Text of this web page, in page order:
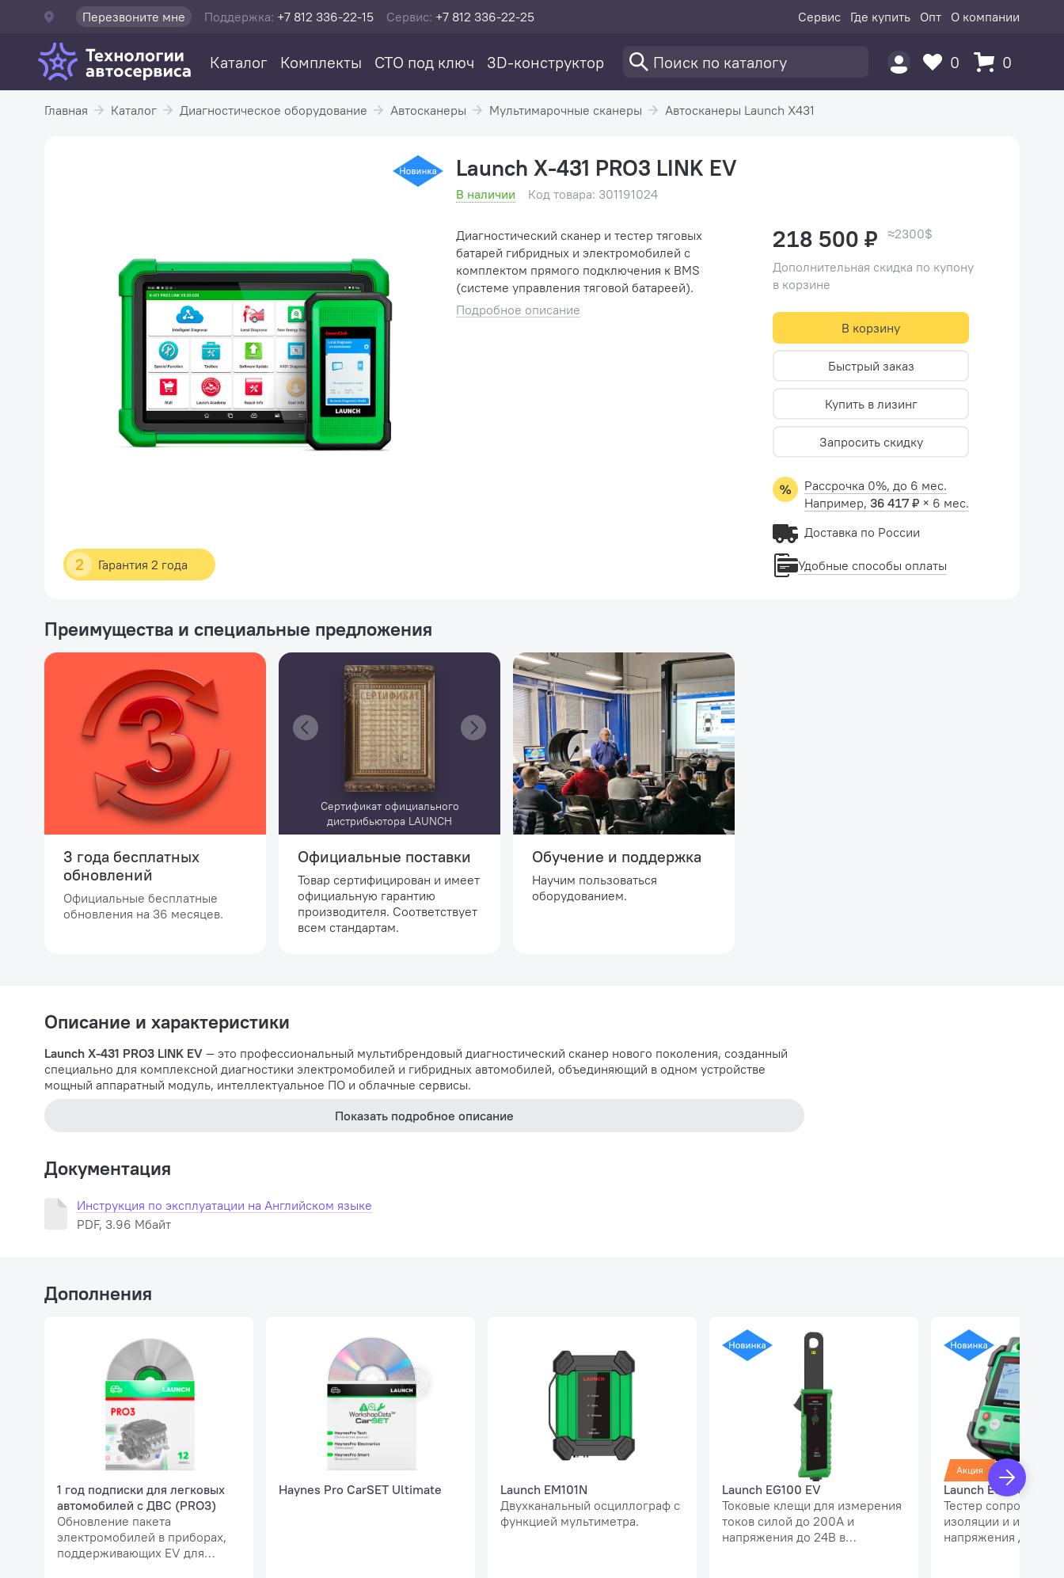
Перезвоните мне Поддержка: +7 812 336-22-15 Сервис: +7 812 336-22-25 Сервис Где купить Опт О компании
Каталог Комплекты СТО под ключ 3D-конструктор 0 0
Главная Каталог Диагностическое оборудование Автосканеры Мультимарочные сканеры Автосканеры Launch X431
2 Гарантия 2 года
Launch X-431 PRO3 LINK EV
В наличии Код товара: 301191024
Диагностический сканер и тестер тяговых
батарей гибридных и электромобилей с
комплектом прямого подключения к BMS
(системе управления тяговой батареей).
Подробное описание
218 500 ₽ ≈2300$
Дополнительная скидка по купону
в корзине
В корзину
Быстрый заказ
Купить в лизинг
Запросить скидку
Рассрочка 0%, до 6 мес.
Например, 36 417 ₽ × 6 мес.
Доставка по России
Удобные способы оплаты
Преимущества и специальные предложения
3 года бесплатных
обновлений
Официальные бесплатные
обновления на 36 месяцев.
Сертификат официального
дистрибьютора LAUNCH
Официальные поставки
Товар сертифицирован и имеет
официальную гарантию
производителя. Соответствует
всем стандартам.
Обучение и поддержка
Научим пользоваться
оборудованием.
Описание и характеристики
Launch X-431 PRO3 LINK EV — это профессиональный мультибрендовый диагностический сканер нового поколения, созданный
специально для комплексной диагностики электромобилей и гибридных автомобилей, объединяющий в одном устройстве
мощный аппаратный модуль, интеллектуальное ПО и облачные сервисы.
Показать подробное описание
Документация
Инструкция по эксплуатации на Английском языке
PDF, 3.96 Мбайт
Дополнения
1 год подписки для легковых
автомобилей c ДВС (PRO3)
Обновление пакета
электромобилей в приборах,
поддерживающих EV для
Haynes Pro CarSET Ultimate
Launch EM101N
Двухканальный осциллограф с
функцией мультиметра.
Launch EG100 EV
Токовые клещи для измерения
токов силой до 200А и
напряжения до 24В в
Launch ES200 EV
Тестер
изоляции и
напряжения до